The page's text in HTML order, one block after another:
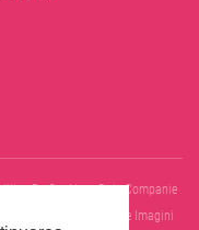
De Cookies
Date Companie
Informare Prelucrare Imagini